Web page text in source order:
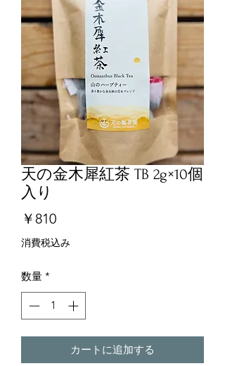
天の金木犀紅茶 TB 2g×10個
入り
￥810価
格
消費税込み
数量 *
カートに追加する